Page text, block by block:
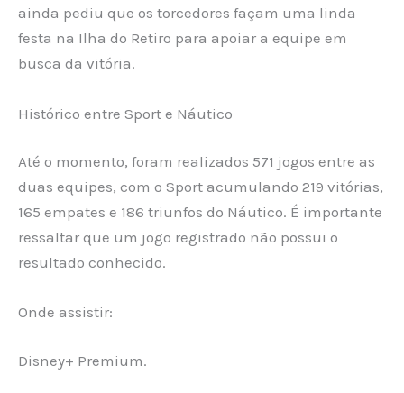
ainda pediu que os torcedores façam uma linda
festa na Ilha do Retiro para apoiar a equipe em
busca da vitória.
Histórico entre Sport e Náutico
Até o momento, foram realizados 571 jogos entre as
duas equipes, com o Sport acumulando 219 vitórias,
165 empates e 186 triunfos do Náutico. É importante
ressaltar que um jogo registrado não possui o
resultado conhecido.
Onde assistir:
Disney+ Premium.